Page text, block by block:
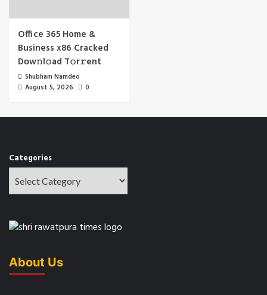
Office 365 Home &
Business x86 Cracked
Dоw𝚗l𝚘ad T𝚘r𝚛ent
Shubham Namdeo
August 5, 2026
0
Categories
About Us